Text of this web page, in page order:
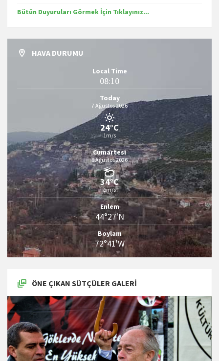
Bütün Duyuruları Görmek İçin Tıklayınız...
HAVA DURUMU
Local Time
08:10
Today
7 Ağustos 2026
24°C
1m/s
Cumartesi
8 Ağustos 2026
34°C
6m/s
Enlem
44°27'N
Boylam
72°41'W
ÖNE ÇIKAN SÜTÇÜLER GALERI